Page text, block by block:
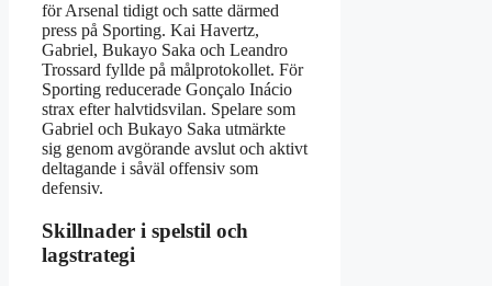
för Arsenal tidigt och satte därmed
press på Sporting. Kai Havertz,
Gabriel, Bukayo Saka och Leandro
Trossard fyllde på målprotokollet. För
Sporting reducerade Gonçalo Inácio
strax efter halvtidsvilan. Spelare som
Gabriel och Bukayo Saka utmärkte
sig genom avgörande avslut och aktivt
deltagande i såväl offensiv som
defensiv.
Skillnader i spelstil och
lagstrategi